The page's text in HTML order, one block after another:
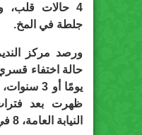
4 حالات قلب،
جلطة في المخ.
النيابة العامة، 8 في نيابة أمن الدولة.